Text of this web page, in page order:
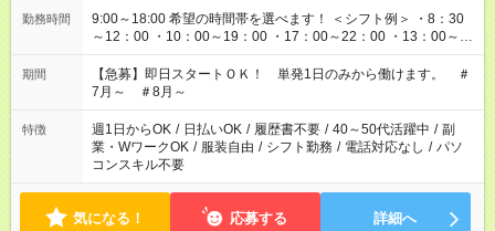
勤務時間
9:00～18:00 希望の時間帯を選べます！ ＜シフト例＞ ・8：30
～12：00 ・10：00～19：00 ・17：00～22：00 ・13：00～
22：00 ・22：00～翌6：00 など
期間
【急募】即日スタートＯＫ！ 単発1日のみから働けます。 ＃
7月～ ＃8月～
特徴 週1日からOK / 日払いOK / 履歴書不要 / 40～50代活躍中 / 副
業・WワークOK / 服装自由 / シフト勤務 / 電話対応なし / パソ
コンスキル不要
気になる！ 応募する 詳細へ